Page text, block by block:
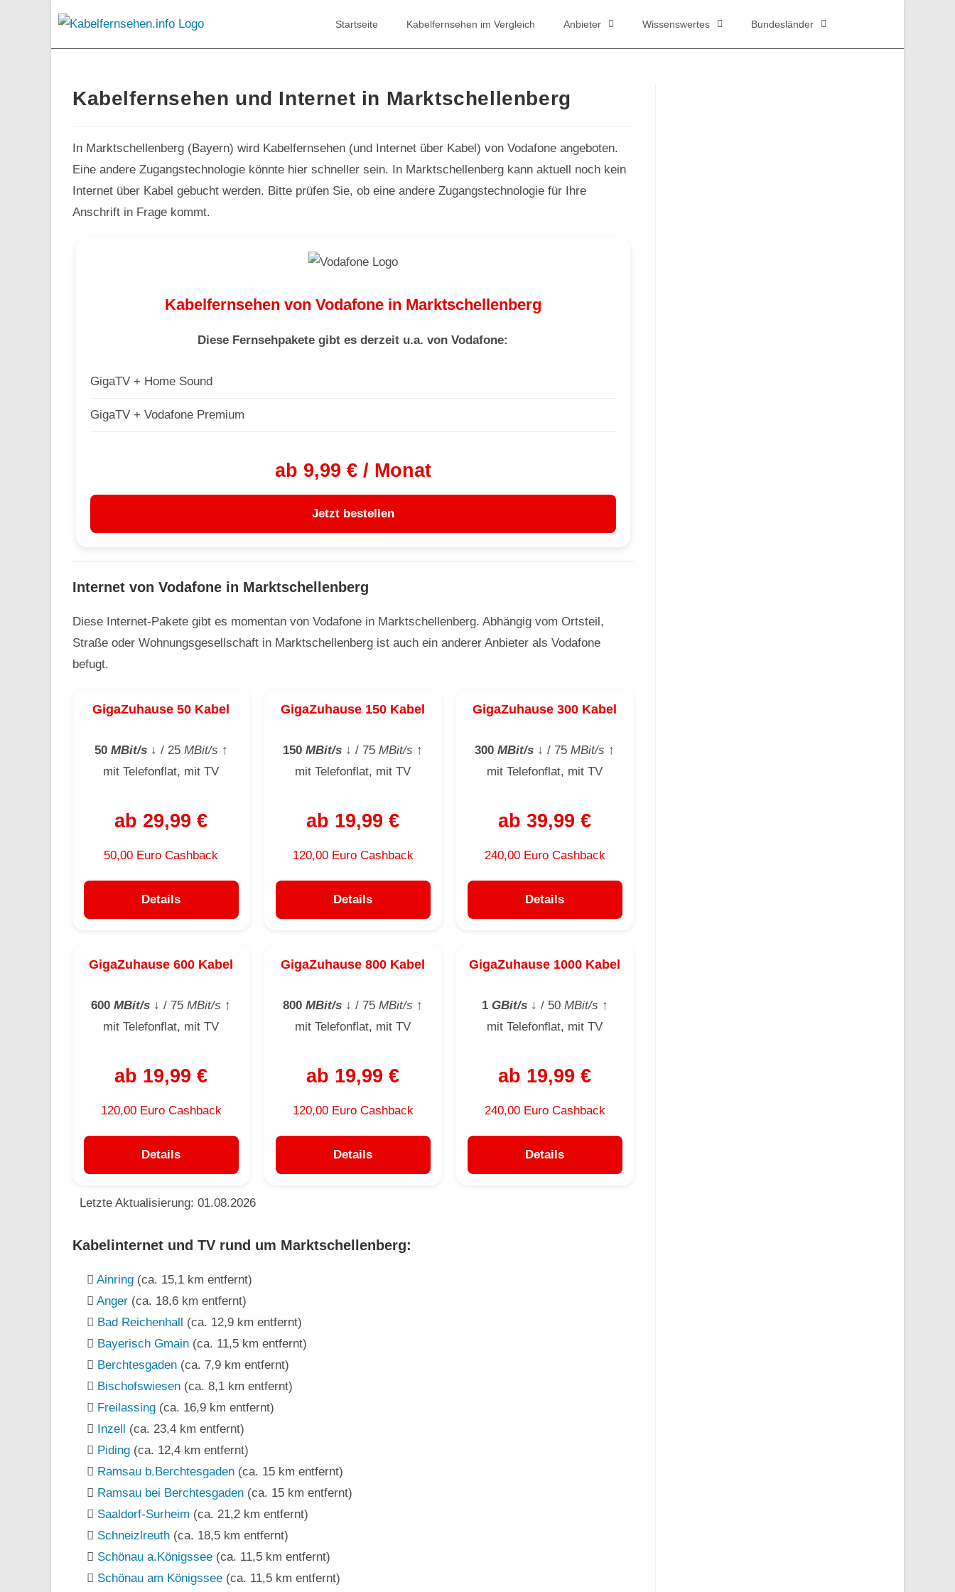
Startseite Kabelfernsehen im Vergleich Anbieter Wissenswertes Bundesländer
Kabelfernsehen und Internet in Marktschellenberg
In Marktschellenberg (Bayern) wird Kabelfernsehen (und Internet über Kabel) von Vodafone angeboten.
Eine andere Zugangstechnologie könnte hier schneller sein. In Marktschellenberg kann aktuell noch kein
Internet über Kabel gebucht werden. Bitte prüfen Sie, ob eine andere Zugangstechnologie für Ihre
Anschrift in Frage kommt.
Kabelfernsehen von Vodafone in Marktschellenberg
Diese Fernsehpakete gibt es derzeit u.a. von Vodafone:
GigaTV + Home Sound
GigaTV + Vodafone Premium
ab 9,99 € / Monat
Jetzt bestellen
Internet von Vodafone in Marktschellenberg
Diese Internet-Pakete gibt es momentan von Vodafone in Marktschellenberg. Abhängig vom Ortsteil,
Straße oder Wohnungsgesellschaft in Marktschellenberg ist auch ein anderer Anbieter als Vodafone
befugt.
GigaZuhause 50 Kabel
50MBit/s↓ / 25MBit/s ↑
mit Telefonflat, mit TV
ab 29,99 €
50,00 Euro Cashback
Details
GigaZuhause 150 Kabel
150 MBit/s ↓ / 75 MBit/s ↑
mit Telefonflat, mit TV
ab 19,99 €
120,00 Euro Cashback
Details
GigaZuhause 300 Kabel
300 MBit/s ↓ / 75 MBit/s ↑
mit Telefonflat, mit TV
ab 39,99 €
240,00 Euro Cashback
Details
GigaZuhause 600 Kabel
600 MBit/s ↓ / 75 MBit/s ↑
mit Telefonflat, mit TV
ab 19,99 €
120,00 Euro Cashback
Details
GigaZuhause 800 Kabel
800 MBit/s ↓ / 75 MBit/s ↑
mit Telefonflat, mit TV
ab 19,99 €
120,00 Euro Cashback
Details
GigaZuhause 1000 Kabel
1GBit/s↓ / 50MBit/s ↑
mit Telefonflat, mit TV
ab 19,99 €
240,00 Euro Cashback
Details
Letzte Aktualisierung: 01.08.2026
Kabelinternet und TV rund um Marktschellenberg:
Ainring (ca. 15,1 km entfernt)
Anger (ca. 18,6 km entfernt)
Bad Reichenhall (ca. 12,9 km entfernt)
Bayerisch Gmain (ca. 11,5 km entfernt)
Berchtesgaden (ca. 7,9 km entfernt)
Bischofswiesen (ca. 8,1 km entfernt)
Freilassing (ca. 16,9 km entfernt)
Inzell (ca. 23,4 km entfernt)
Piding (ca. 12,4 km entfernt)
Ramsau b.Berchtesgaden (ca. 15 km entfernt)
Ramsau bei Berchtesgaden (ca. 15 km entfernt)
Saaldorf-Surheim (ca. 21,2 km entfernt)
Schneizlreuth (ca. 18,5 km entfernt)
Schönau a.Königssee (ca. 11,5 km entfernt)
Schönau am Königssee (ca. 11,5 km entfernt)